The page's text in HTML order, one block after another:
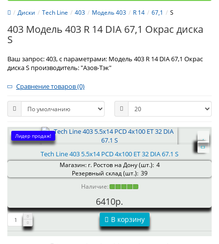
Диски Tech Line 403 Модель 403 R 14 67,1 S
403 Модель 403 R 14 DIA 67,1 Окрас диска
S
Ваш запрос: 403, с параметрами: Модель 403 R 14 DIA 67,1 Окрас
диска S производитель: "Азов-Тэк"
Сравнение товаров (0)
Лидер продаж!
Tech Line 403 5.5x14 PCD 4x100 ET 32 DIA 67.1 S
Магазин: г. Ростов на Дону (шт.): 4
Резервный склад (шт.): 39
Наличие:
6410р.
В корзину